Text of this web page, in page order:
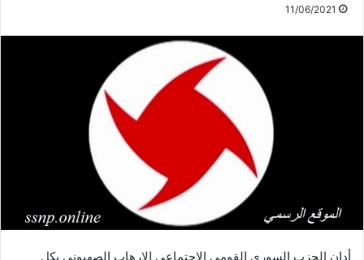
11/06/2021
أدان الحزب السوري القومي الاجتماعي الإرهاب الصهيوني بكل